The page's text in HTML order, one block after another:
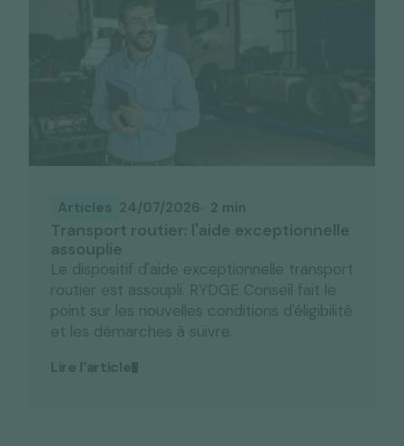
Articles 24/07/2026 2 min
Transport routier: l'aide exceptionnelle
assouplie
Le dispositif d'aide exceptionnelle transport
routier est assoupli. RYDGE Conseil fait le
point sur les nouvelles conditions d'éligibilité
et les démarches à suivre.
Lire l'article